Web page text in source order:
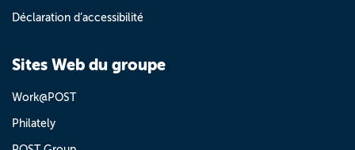
Déclaration d’accessibilité
Sites Web du groupe
Work@POST
Philately